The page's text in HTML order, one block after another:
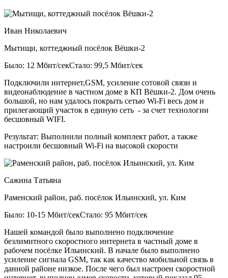
Иван Николаевич
Мытищи, коттеджный посёлок Вёшки-2
Было: 12 Мбит/секСтало: 99,5 Мбит/сек
Подключили интернет,GSM, усиление сотовой связи и
видеонаблюдение в частном доме в КП Вёшки-2. Дом очень
большой, но нам удалось покрыть сетью Wi-Fi весь дом и
прилегающий участок в единую сеть - за счет технологии
бесшовный WIFI.
Результат: Выполнили полный комплект работ, а также
настроили бесшовный Wi-Fi на высокой скорости
Сажина Татьяна
Раменский район, раб. посёлок Ильинский, ул. Ким
Было: 10-15 Мбит/секСтало: 95 Мбит/сек
Нашей командой было выполнено подключение
безлимитного скоростного интернета в частный доме в
рабочем посёлке Ильинский. В начале было выполнено
усиление сигнала GSM, так как качество мобильной связь в
данной районе низкое. После чего был настроен скоростной